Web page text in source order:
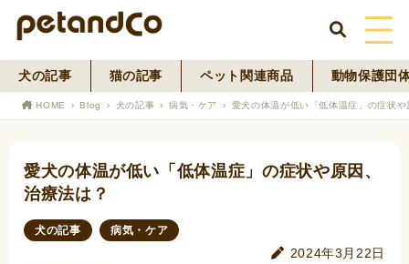
HOME
犬の記事 猫の記事 ペット関連商品 動物保護団
HOME Blog 犬の記事 病気・ケア 愛犬の体温が低い「低体温症」の症状
愛犬の体温が低い「低体温症」の症状や原因、
治療法は？
犬の記事 病気・ケア
2024年3月22日